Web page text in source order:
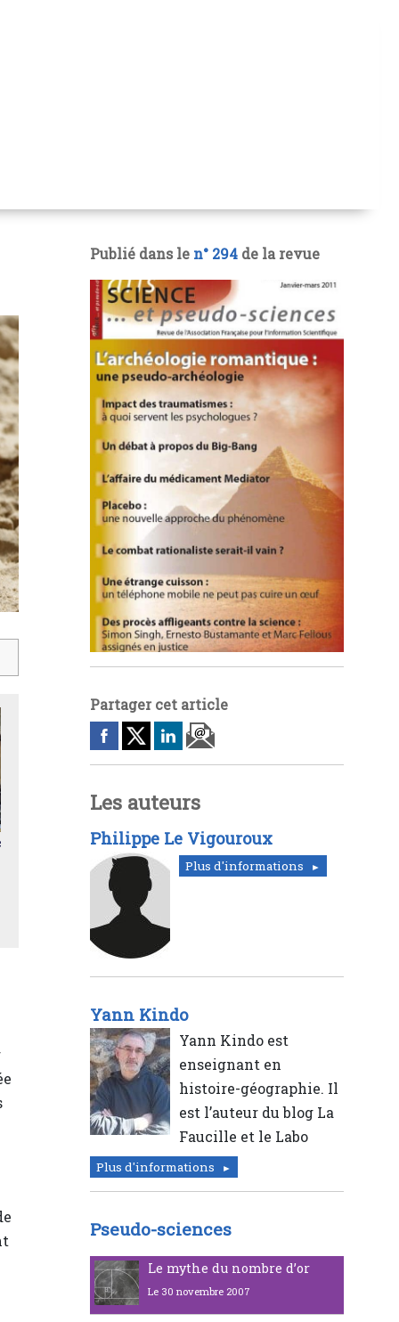
Publié dans le n° 294 de la revue
Partager cet article
Les auteurs
Philippe Le Vigouroux
Plus d'informations
Yann Kindo
Yann Kindo est
enseignant en
histoire-géographie. Il
est l’auteur du blog La
Faucille et le Labo
Plus d'informations
Pseudo-sciences
Le mythe du nombre d’or
Le 30 novembre 2007